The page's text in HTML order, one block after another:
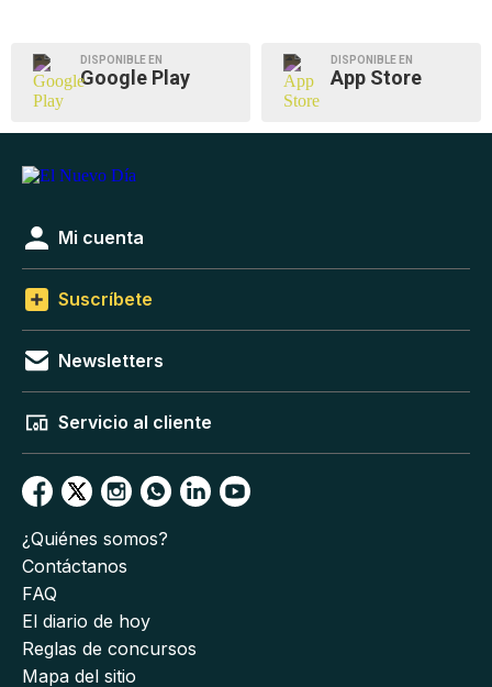
DISPONIBLE EN
Google Play
DISPONIBLE EN
App Store
Mi cuenta
Suscríbete
Newsletters
Servicio al cliente
¿Quiénes somos?
Contáctanos
FAQ
El diario de hoy
Reglas de concursos
Mapa del sitio